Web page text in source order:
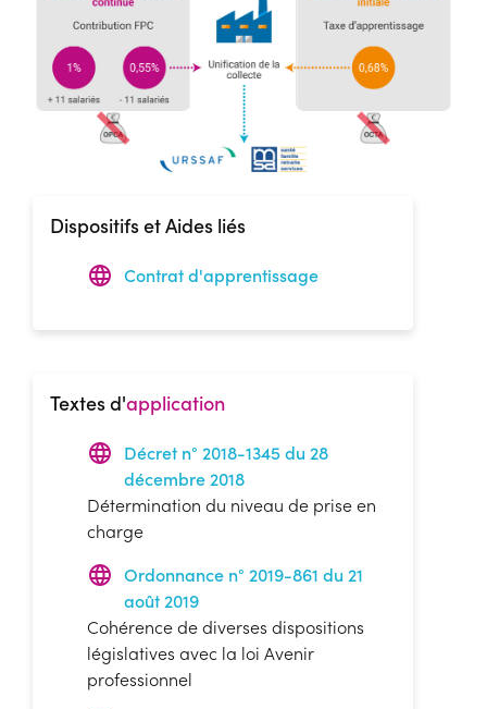
Dispositifs et Aides liés
Contrat d'apprentissage
Textes d'application
Décret n° 2018-1345 du 28
décembre 2018
Détermination du niveau de prise en
charge
Ordonnance n° 2019-861 du 21
août 2019
Cohérence de diverses dispositions
législatives avec la loi Avenir
professionnel